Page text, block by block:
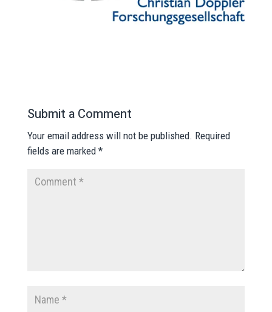
Submit a Comment
Your email address will not be published. Required
fields are marked *